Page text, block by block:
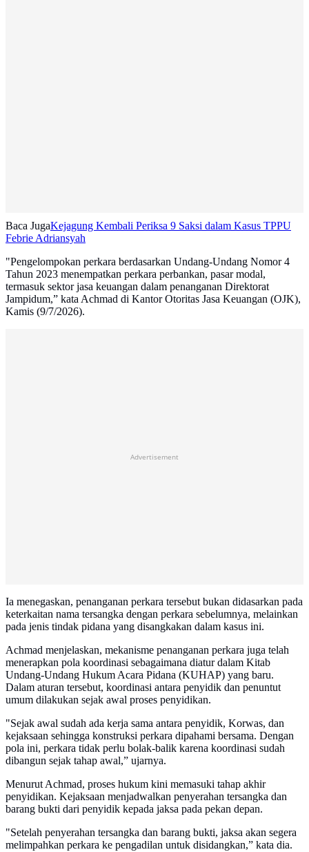
Baca JugaKejagung Kembali Periksa 9 Saksi dalam Kasus TPPU
Febrie Adriansyah
"Pengelompokan perkara berdasarkan Undang-Undang Nomor 4
Tahun 2023 menempatkan perkara perbankan, pasar modal,
termasuk sektor jasa keuangan dalam penanganan Direktorat
Jampidum,” kata Achmad di Kantor Otoritas Jasa Keuangan (OJK),
Kamis (9/7/2026).
Advertisement
Ia menegaskan, penanganan perkara tersebut bukan didasarkan pada
keterkaitan nama tersangka dengan perkara sebelumnya, melainkan
pada jenis tindak pidana yang disangkakan dalam kasus ini.
Achmad menjelaskan, mekanisme penanganan perkara juga telah
menerapkan pola koordinasi sebagaimana diatur dalam Kitab
Undang-Undang Hukum Acara Pidana (KUHAP) yang baru.
Dalam aturan tersebut, koordinasi antara penyidik dan penuntut
umum dilakukan sejak awal proses penyidikan.
"Sejak awal sudah ada kerja sama antara penyidik, Korwas, dan
kejaksaan sehingga konstruksi perkara dipahami bersama. Dengan
pola ini, perkara tidak perlu bolak-balik karena koordinasi sudah
dibangun sejak tahap awal,” ujarnya.
Menurut Achmad, proses hukum kini memasuki tahap akhir
penyidikan. Kejaksaan menjadwalkan penyerahan tersangka dan
barang bukti dari penyidik kepada jaksa pada pekan depan.
"Setelah penyerahan tersangka dan barang bukti, jaksa akan segera
melimpahkan perkara ke pengadilan untuk disidangkan,” kata dia.